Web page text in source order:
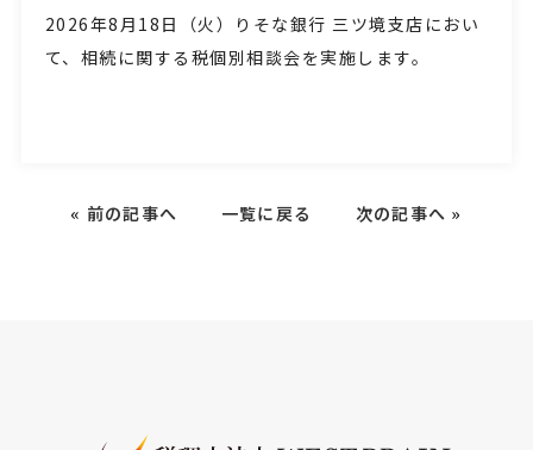
2026年8月18日 （火）
りそな銀行 三ツ境支店におい
て、相続に関する税個別相談会を実施します。
« 前の記事へ 一覧に戻る 次の記事へ »